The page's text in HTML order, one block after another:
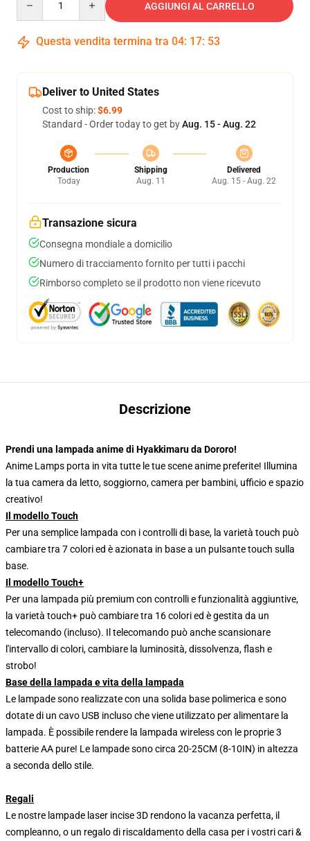
AGGIUNGI AL CARRELLO
Questa vendita termina tra 04: 17: 52
Deliver to United States
Cost to ship:$6.99
Standard - Order today to get byAug. 15 - Aug. 22
Production
Today
Shipping
Aug. 11
Delivered
Aug. 15 - Aug. 22
Transazione sicura
Consegna mondiale a domicilio
Numero di tracciamento fornito per tutti i pacchi
Rimborso completo se il prodotto non viene ricevuto
Descrizione
Prendi una lampada anime di Hyakkimaru da Dororo!
Anime Lamps porta in vita tutte le tue scene anime preferite! Illumina
la tua camera da letto, soggiorno, camera per bambini, ufficio e spazio
creativo!
Il modello Touch
Per una semplice lampada con i controlli di base, la varietà touch può
cambiare tra 7 colori ed è azionata in base a un pulsante touch sulla
base.
Il modello Touch+
Per una lampada più premium con controlli e funzionalità aggiuntive,
la varietà touch+ può cambiare tra 16 colori ed è gestita da un
telecomando (incluso). Il telecomando può anche scansionare
l'intervallo di colori, cambiare la luminosità, dissolvenza, flash e
strobo!
Base della lampada e vita della lampada
Le lampade sono realizzate con una solida base polimerica e sono
dotate di un cavo USB incluso che viene utilizzato per alimentare la
lampada. È possibile rendere la lampada wireless con le proprie 3
batterie AA pure! Le lampade sono circa 20-25CM (8-10IN) in altezza
a seconda dello stile.
Regali
Le nostre lampade laser incise 3D rendono la vacanza perfetta, il
compleanno, o un regalo di riscaldamento della casa per i vostri cari &